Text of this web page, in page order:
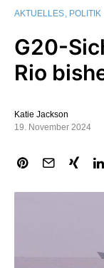
AKTUELLES POLITIK
G20-
Rio
Katie Jackson
19. November 2024